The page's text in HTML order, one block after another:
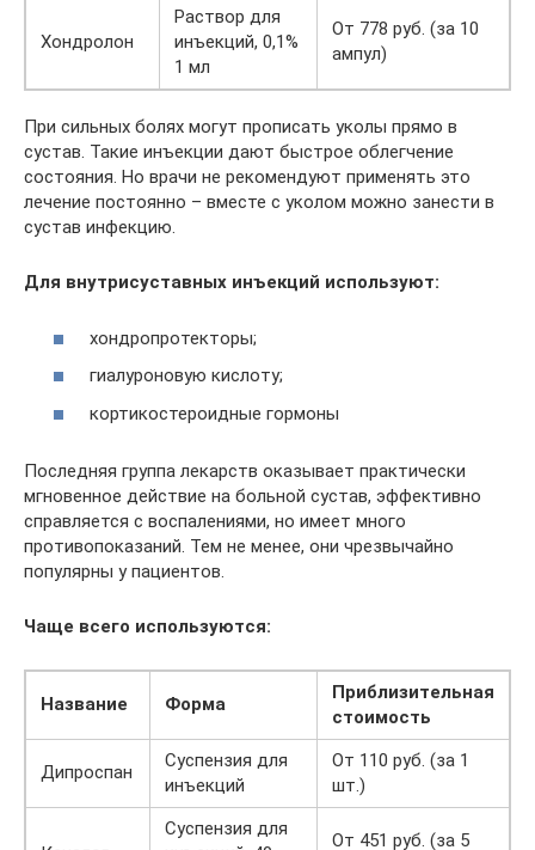
Хондролон
Раствор для
инъекций, 0,1%
1 мл
От 778 руб. (за 10
ампул)
При сильных болях могут прописать уколы прямо в
сустав. Такие инъекции дают быстрое облегчение
состояния. Но врачи не рекомендуют применять это
лечение постоянно – вместе с уколом можно занести в
сустав инфекцию.
Для внутрисуставных инъекций используют:
хондропротекторы;
гиалуроновую кислоту;
кортикостероидные гормоны
Последняя группа лекарств оказывает практически
мгновенное действие на больной сустав, эффективно
справляется с воспалениями, но имеет много
противопоказаний. Тем не менее, они чрезвычайно
популярны у пациентов.
Чаще всего используются:
Название Форма
Приблизительная
стоимость
Дипроспан
Суспензия для
инъекций
От 110 руб. (за 1
шт.)
Суспензия для
От 451 руб. (за 5